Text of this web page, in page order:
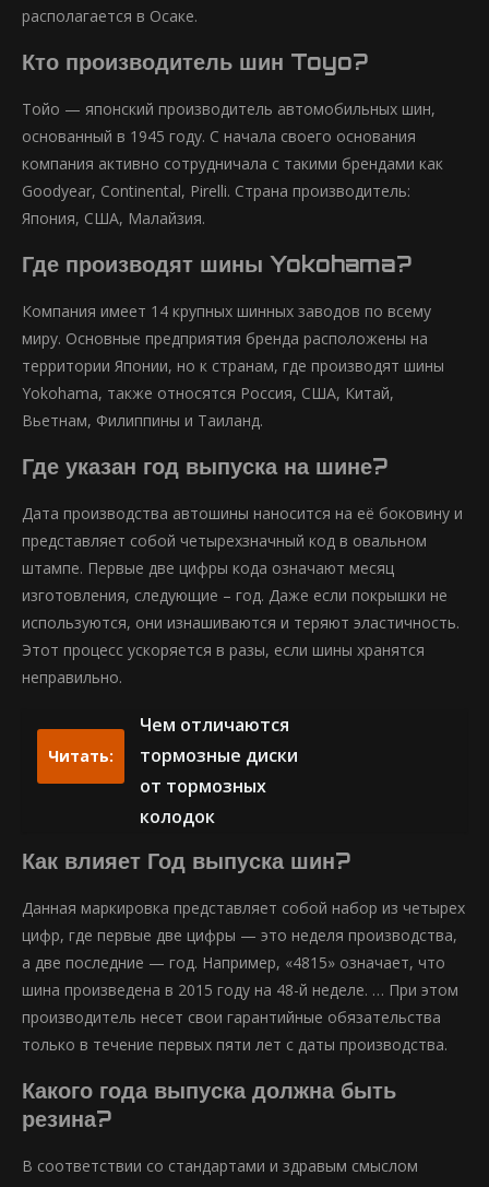
располагается в Осаке.
Кто производитель шин Toyo?
Тойо — японский производитель автомобильных шин,
основанный в 1945 году. С начала своего основания
компания активно сотрудничала с такими брендами как
Goodyear, Continental, Pirelli. Страна производитель:
Япония, США, Малайзия.
Где производят шины Yokohama?
Компания имеет 14 крупных шинных заводов по всему
миру. Основные предприятия бренда расположены на
территории Японии, но к странам, где производят шины
Yokohama, также относятся Россия, США, Китай,
Вьетнам, Филиппины и Таиланд.
Где указан год выпуска на шине?
Дата производства автошины наносится на её боковину и
представляет собой четырехзначный код в овальном
штампе. Первые две цифры кода означают месяц
изготовления, следующие – год. Даже если покрышки не
используются, они изнашиваются и теряют эластичность.
Этот процесс ускоряется в разы, если шины хранятся
неправильно.
Читать:
Чем отличаются
тормозные диски
от тормозных
колодок
Как влияет Год выпуска шин?
Данная маркировка представляет собой набор из четырех
цифр, где первые две цифры — это неделя производства,
а две последние — год. Например, «4815» означает, что
шина произведена в 2015 году на 48-й неделе. … При этом
производитель несет свои гарантийные обязательства
только в течение первых пяти лет с даты производства.
Какого года выпуска должна быть
резина?
В соответствии со стандартами и здравым смыслом